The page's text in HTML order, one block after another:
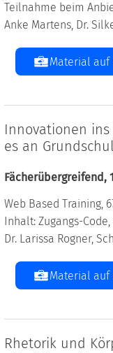
Teilnahme beim
Anke Martens, Dr.
Material auf
Innovationen
es an
Fächerübergreifend,
Web Based Training,
Inhalt: Zugangs-
Dr. Larissa Rogner,
Material auf
Rhetorik und